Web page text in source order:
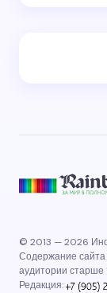
© 2013 — 2026
Содержание сайта
аудитории старше
Редакция: